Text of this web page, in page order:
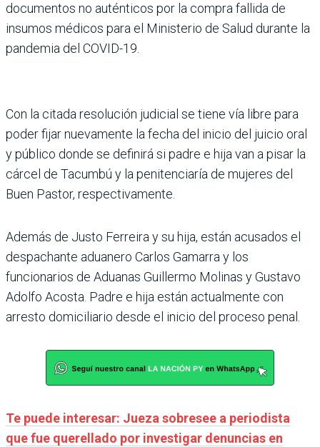
documentos no auténticos por la compra fallida de
insumos médicos para el Ministerio de Salud durante la
pandemia del COVID-19.
Con la citada resolución judicial se tiene vía libre para
poder fijar nuevamente la fecha del inicio del juicio oral
y público donde se definirá si padre e hija van a pisar la
cárcel de Tacumbú y la penitenciaría de mujeres del
Buen Pastor, respectivamente.
Además de Justo Ferreira y su hija, están acusados el
despachante aduanero Carlos Gamarra y los
funcionarios de Aduanas Guillermo Molinas y Gustavo
Adolfo Acosta. Padre e hija están actualmente con
arresto domiciliario desde el inicio del proceso penal.
Te puede interesar: Jueza sobresee a periodista
que fue querellado por investigar denuncias en